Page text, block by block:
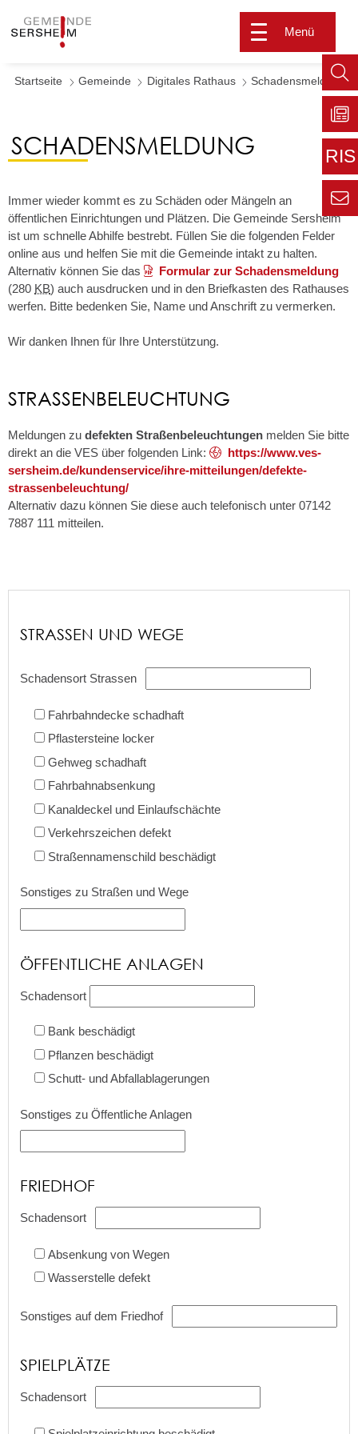
Menü
Startseite Gemeinde Digitales Rathaus Schadensmeldung
SCHADENSMELDUNG
Immer wieder kommt es zu Schäden oder Mängeln an
öffentlichen Einrichtungen und Plätzen. Die Gemeinde Sersheim
ist um schnelle Abhilfe bestrebt. Füllen Sie die folgenden Felder
online aus und helfen Sie mit die Gemeinde intakt zu halten.
Alternativ können Sie das
Formular zur Schadensmeldung
(280 KB) auch ausdrucken und in den Briefkasten des Rathauses
werfen. Bitte bedenken Sie, Name und Anschrift zu vermerken.
Wir danken Ihnen für Ihre Unterstützung.
STRASSENBELEUCHTUNG
Meldungen zu defekten Straßenbeleuchtungen melden Sie bitte
direkt an die VES über folgenden Link:
https://www.ves-
sersheim.de/kundenservice/ihre-mitteilungen/defekte-
strassenbeleuchtung/
Alternativ dazu können Sie diese auch telefonisch unter 07142
7887 111 mitteilen.
STRASSEN UND WEGE
Schadensort Strassen
Fahrbahndecke schadhaft
Pflastersteine locker
Gehweg schadhaft
Fahrbahnabsenkung
Kanaldeckel und Einlaufschächte
Verkehrszeichen defekt
Straßennamenschild beschädigt
Sonstiges zu Straßen und Wege
ÖFFENTLICHE ANLAGEN
Schadensort
Bank beschädigt
Pflanzen beschädigt
Schutt- und Abfallablagerungen
Sonstiges zu Öffentliche Anlagen
FRIEDHOF
Schadensort
Absenkung von Wegen
Wasserstelle defekt
Sonstiges auf dem Friedhof
SPIELPLÄTZE
Schadensort
Zu
RIS
Zur
Seite
Zur